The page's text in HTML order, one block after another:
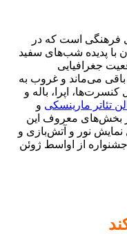
فرهنگی است که در
با پدیده شب‌های سفید
جغرافیایی
می‌ماند و غروب به
اپرا، باله و
تئاتر مارینسکی و
بخش‌های معروف این
نور و آتش‌بازی و
از اواسط ژوئن